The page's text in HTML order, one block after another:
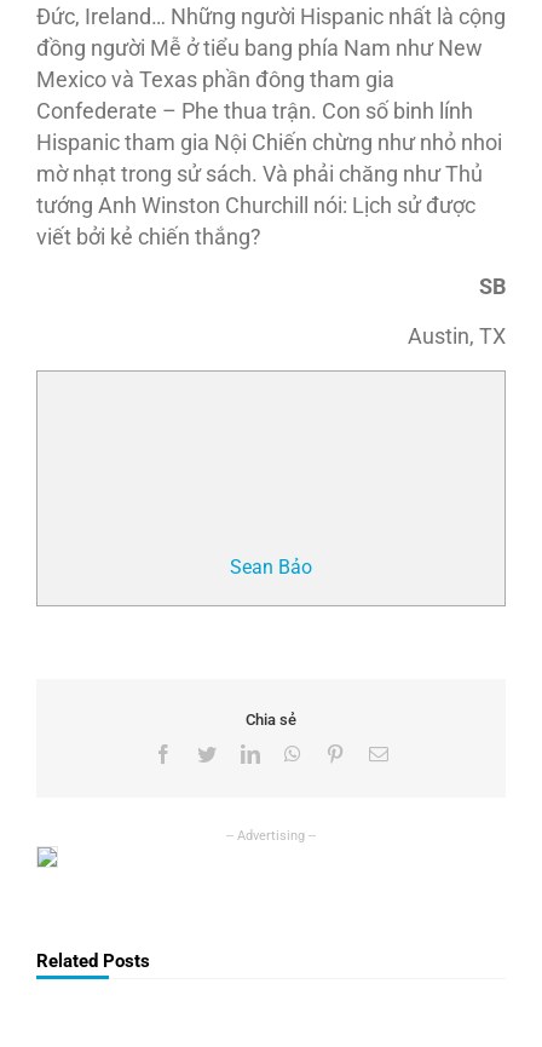
Ðức, Ireland… Những người Hispanic nhất là cộng
đồng người Mễ ở tiểu bang phía Nam như New
Mexico và Texas phần đông tham gia
Confederate – Phe thua trận. Con số binh lính
Hispanic tham gia Nội Chiến chừng như nhỏ nhoi
mờ nhạt trong sử sách. Và phải chăng như Thủ
tướng Anh Winston Churchill nói: Lịch sử được
viết bởi kẻ chiến thắng?
SB
Austin, TX
Sean Bảo
Chia sẻ
Facebook
TwitterLinkedInWhatsApp
PinterestEmail
Related Posts